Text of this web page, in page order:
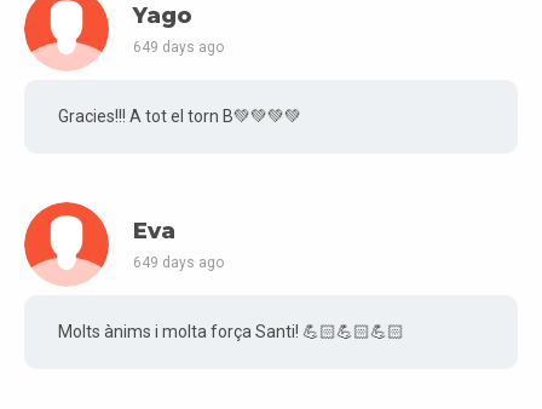
Yago
649 days ago
Gracies!!! A tot el torn B💚💚💚💚
Eva
649 days ago
Molts ànims i molta força Santi! 💪🏻💪🏻💪🏻